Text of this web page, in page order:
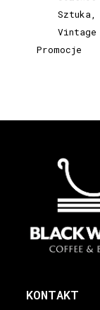
Promocje
KONTAKT